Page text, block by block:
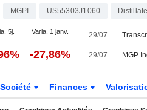
MGPI US55303J1060
5j. Varia. 1 janv.
-27,86%
29/07
29/07
Société Finances